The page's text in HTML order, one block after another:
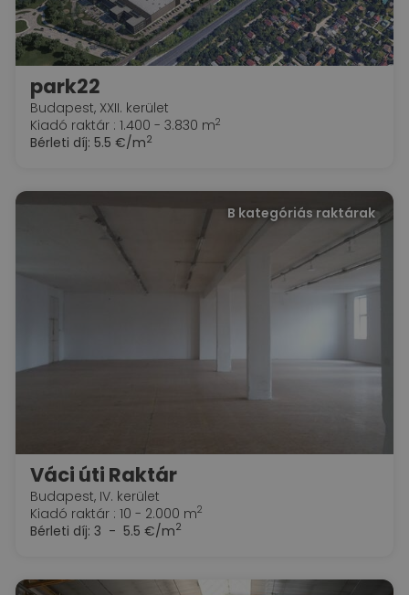
park22
Budapest, XXII. kerület
Kiadó raktár : 1.400 - 3.830 m2
Bérleti díj: 5.5 €/m2
B kategóriás raktárak
Váci úti Raktár
Budapest, IV. kerület
Kiadó raktár : 10 - 2.000 m2
Bérleti díj: 3 - 5.5 €/m2